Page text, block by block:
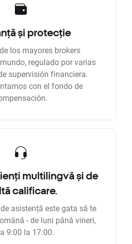
și protecție
los mayores brokers
regulado por varias
supervisión financiera.
con el fondo de
multilingvă și de
calificare.
asistență este gata să te
- de luni până vineri,
9:00 la 17:00.